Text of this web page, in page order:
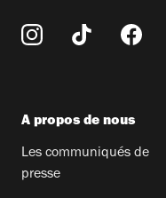
A propos de nous
Les communiqués de
presse